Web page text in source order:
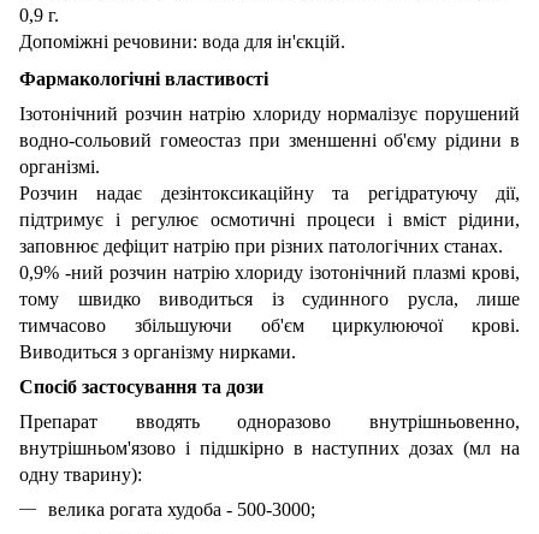
0,9 г.
Допоміжні речовини: вода для ін'єкцій.
Фармакологічні властивості
Ізотонічний розчин натрію хлориду нормалізує порушений
водно-сольовий гомеостаз при зменшенні об'єму рідини в
організмі.
Розчин надає дезінтоксикаційну та регідратуючу дії,
підтримує і регулює осмотичні процеси і вміст рідини,
заповнює дефіцит натрію при різних патологічних станах.
0,9% -ний розчин натрію хлориду ізотонічний плазмі крові,
тому швидко виводиться із судинного русла, лише
тимчасово збільшуючи об'єм циркулюючої крові.
Виводиться з організму нирками.
Спосіб застосування та дози
Препарат вводять одноразово внутрішньовенно,
внутрішньом'язово і підшкірно в наступних дозах (мл на
одну тварину):
велика рогата худоба - 500-3000;